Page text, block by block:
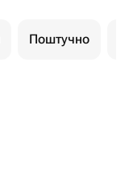
Поштучно